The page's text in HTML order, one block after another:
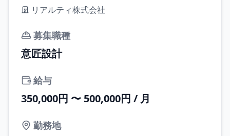
リアルティ株式会社
募集職種
意匠設計
給与
350,000円 〜 500,000円 / 月
勤務地